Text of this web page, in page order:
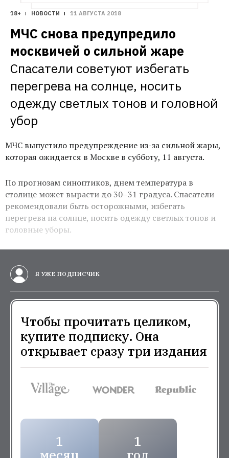
18+ НОВОСТИ 11 АВГУСТА 2018
МЧС снова предупредило
москвичей о сильной жаре
Спасатели советуют избегать
перегрева на солнце, носить
одежду светлых тонов и головной
убор
МЧС выпустило предупреждение из-за сильной жары,
которая ожидается в Москве в субботу, 11 августа.
По прогнозам синоптиков, днем температура в
столице может вырасти до 30–31 градуса. Спасатели
рекомендовали быть осторожными, избегать
перегрева на солнце, носить одежду светлых тонов и
головные уборы.
Я УЖЕ ПОДПИСЧИК
Чтобы прочитать целиком,
купите подписку. Она
открывает сразу три издания
1
1